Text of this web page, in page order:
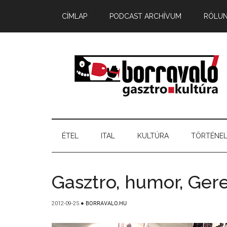
CÍMLAP PODCAST ARCHÍVUM
ÉTEL ITAL KULTÚRA
Gasztro, humor,
2012-09-25 ● BORRAVALO.HU